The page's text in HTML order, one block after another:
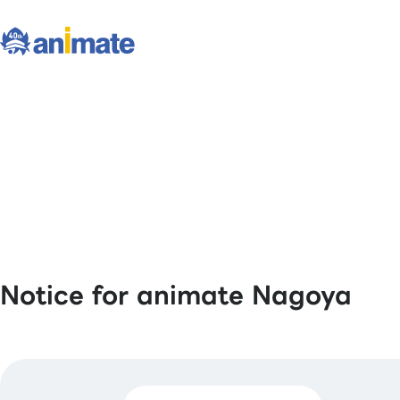
Notice for animate Nagoya